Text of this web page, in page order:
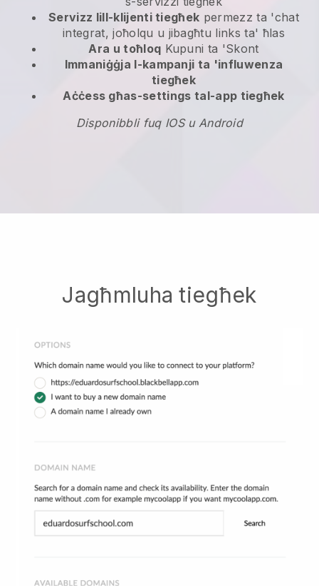
Servizz lill-klijenti tiegħek permezz ta 'chat
integrat, joħolqu u jibagħtu links ta' ħlas
Ara u toħloq Kupuni ta 'Skont
Immaniġġja l-kampanji ta 'influwenza
tiegħek
Aċċess għas-settings tal-app tiegħek
Disponibbli fuq IOS u Android
Jagħmluha tiegħek